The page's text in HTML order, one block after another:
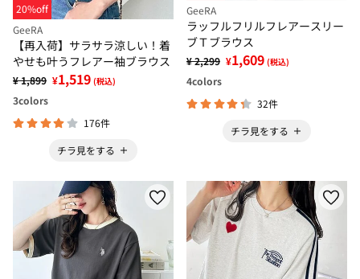
20%off
GeeRA
【再入荷】サラサラ涼しい！着
やせも叶うフレアー袖ブラウス
¥ 1,899 ¥1,519 (税込)
3colors
176件
チラ見をする
GeeRA
ラッフルフリルフレアースリー
ブＴブラウス
¥ 2,299 ¥1,609 (税込)
4colors
32件
チラ見をする